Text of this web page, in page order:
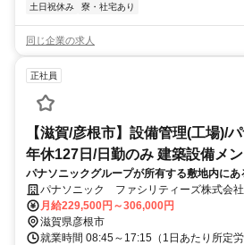
土日祝休み
寮・社宅あり
同じ企業の求人
正社員
【滋賀/彦根市】設備管理(工場)/
年休127日/日勤のみ 建築設備メ
パナソニックグループが所有する敷地内に
をお任せいたします。年間休日127日(土日祝
20h/月程度です。働き方を改善したい技術者
い。
パナソニック ファシリティーズ株式会社
月給229,500円～306,000円
滋賀県彦根市
就業時間 08:45～17:15（1日あたり所定